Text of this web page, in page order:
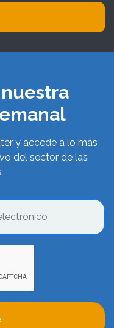
y accede a lo más
del sector de las